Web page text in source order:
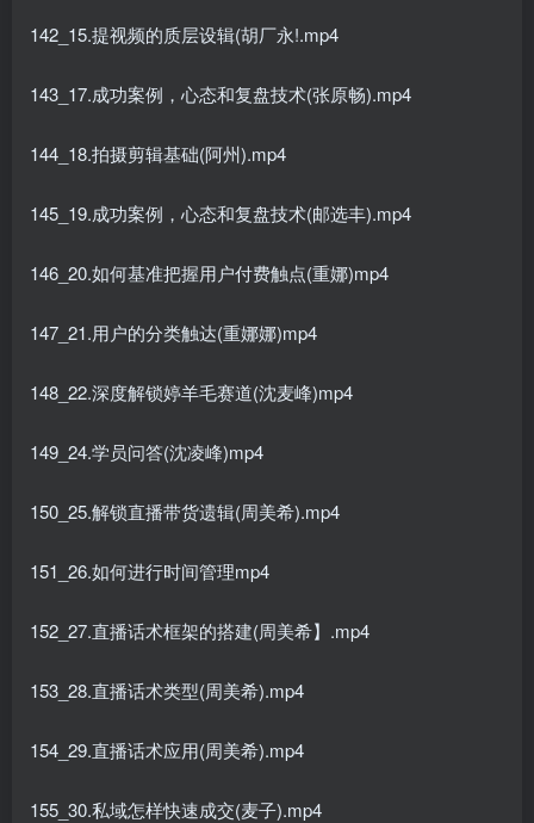
142_15.提视频的质层设辑(胡厂永!.mp4
143_17.成功案例，心态和复盘技术(张原畅).mp4
144_18.拍摄剪辑基础(阿州).mp4
145_19.成功案例，心态和复盘技术(邮选丰).mp4
146_20.如何基准把握用户付费触点(重娜)mp4
147_21.用户的分类触达(重娜娜)mp4
148_22.深度解锁婷羊毛赛道(沈麦峰)mp4
149_24.学员问答(沈凌峰)mp4
150_25.解锁直播带货遗辑(周美希).mp4
151_26.如何进行时间管理mp4
152_27.直播话术框架的搭建(周美希】.mp4
153_28.直播话术类型(周美希).mp4
154_29.直播话术应用(周美希).mp4
155_30.私域怎样快速成交(麦子).mp4